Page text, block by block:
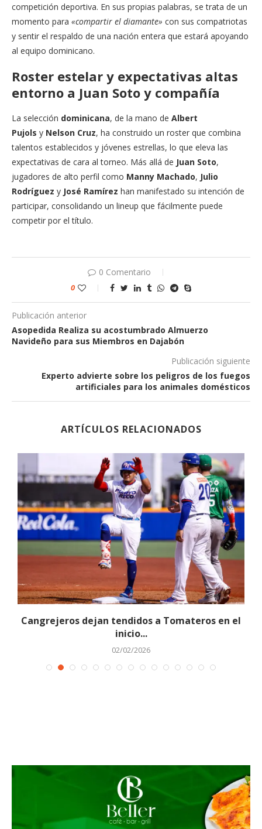
competición deportiva. En sus propias palabras, se trata de un
momento para «compartir el diamante» con sus compatriotas
y sentir el respaldo de una nación entera que estará apoyando
al equipo dominicano.
Roster estelar y expectativas altas
entorno a Juan Soto y compañía
La selección dominicana, de la mano de Albert
Pujols y Nelson Cruz, ha construido un roster que combina
talentos establecidos y jóvenes estrellas, lo que eleva las
expectativas de cara al torneo. Más allá de Juan Soto,
jugadores de alto perfil como Manny Machado, Julio
Rodríguez y José Ramírez han manifestado su intención de
participar, consolidando un lineup que fácilmente puede
competir por el título.
0 Comentario
0
Publicación anterior
Asopedida Realiza su acostumbrado Almuerzo
Navideño para sus Miembros en Dajabón
Publicación siguiente
Experto advierte sobre los peligros de los fuegos
artificiales para los animales domésticos
ARTÍCULOS RELACIONADOS
Cangrejeros dejan tendidos a Tomateros en el
inicio...
02/02/2026